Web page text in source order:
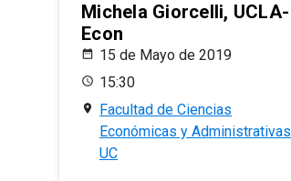
Michela Giorcelli, UCLA-
Econ
15 de Mayo de 2019
15:30
Facultad de Ciencias
Económicas y Administrativas
UC